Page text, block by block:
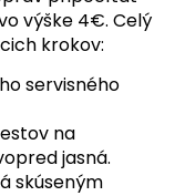
výške 4€. Celý
krokov:
servisného
na
jasná.
skúseným